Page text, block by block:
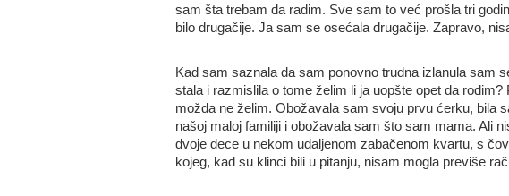
sam šta trebam da radim. Sve sam to već prošla tri
bilo drugačije. Ja sam se osećala drugačije. Zapravo,
Kad sam saznala da sam ponovno trudna izlanula sam
stala i razmislila o tome želim li ja uopšte opet da
možda ne želim. Obožavala sam svoju prvu ćerku, bila
našoj maloj familiji i obožavala sam što sam mama. Ali
dvoje dece u nekom udaljenom zabačenom kvartu, s
kojeg, kad su klinci bili u pitanju, nisam mogla previše